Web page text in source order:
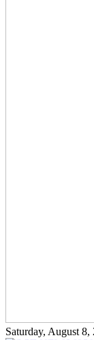
Saturday, August 8,